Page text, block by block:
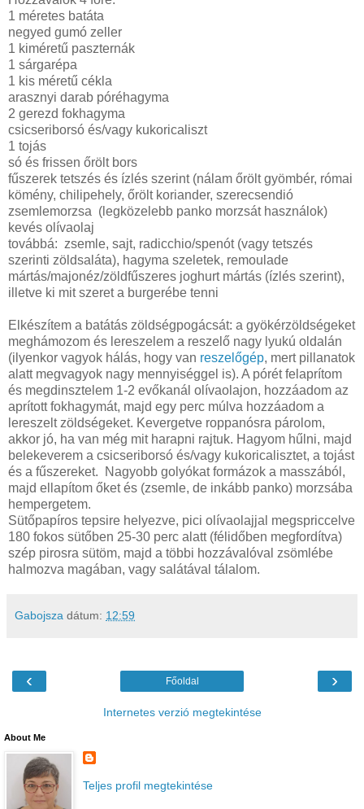
1 méretes batáta
negyed gumó zeller
1 kiméretű paszternák
1 sárgarépa
1 kis méretű cékla
arasznyi darab póréhagyma
2 gerezd fokhagyma
csicseriborsó és/vagy kukoricaliszt
1 tojás
só és frissen őrölt bors
fűszerek tetszés és ízlés szerint (nálam őrölt gyömbér, római
kömény, chilipehely, őrölt koriander, szerecsendió
zsemlemorzsa (legközelebb panko morzsát használok)
kevés olívaolaj
továbbá: zsemle, sajt, radicchio/spenót (vagy tetszés
szerinti zöldsaláta), hagyma szeletek, remoulade
mártás/majonéz/zöldfűszeres joghurt mártás (ízlés szerint),
illetve ki mit szeret a burgerébe tenni
Elkészítem a batátás zöldségpogácsát: a gyökérzöldségeket
meghámozom és lereszelem a reszelő nagy lyukú oldalán
(ilyenkor vagyok hálás, hogy van reszelőgép, mert pillanatok
alatt megvagyok nagy mennyiséggel is). A pórét felaprítom
és megdinsztelem 1-2 evőkanál olívaolajon, hozzáadom az
aprított fokhagymát, majd egy perc múlva hozzáadom a
lereszelt zöldségeket. Kevergetve roppanósra párolom,
akkor jó, ha van még mit harapni rajtuk. Hagyom hűlni, majd
belekeverem a csicseriborsó és/vagy kukoricalisztet, a tojást
és a fűszereket. Nagyobb golyókat formázok a masszából,
majd ellapítom őket és (zsemle, de inkább panko) morzsába
hempergetem.
Sütőpapíros tepsire helyezve, pici olívaolajjal megspriccelve
180 fokos sütőben 25-30 perc alatt (félidőben megfordítva)
szép pirosra sütöm, majd a többi hozzávalóval zsömlébe
halmozva magában, vagy salátával tálalom.
Gabojsza dátum: 12:59
‹ ›
Főoldal
Internetes verzió megtekintése
About Me
Teljes profil megtekintése